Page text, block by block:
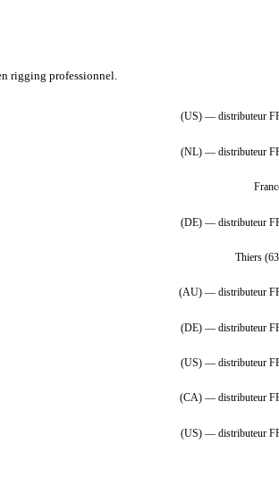
rigging professionnel.
(US) — distributeur
(NL) — distributeur
(DE) — distributeur
Thiers
(AU) — distributeur
(DE) — distributeur
(US) — distributeur
(CA) — distributeur
(US) — distributeur